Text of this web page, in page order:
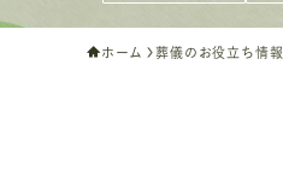
ホーム 葬儀のお役立ち情報